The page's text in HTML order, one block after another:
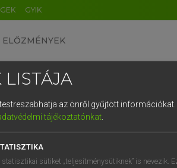
GYIK
ELŐZMÉNYEK
angol szótár
mn napszárította
LISTÁJA
az önről gyűjtött információkat.
tájékoztatónkat.
statisztikai sütiket „teljesítménysütiknek” is nevezik.
DE CN FR ES IT NL
1 2 3 4 5 6
q w e r t z